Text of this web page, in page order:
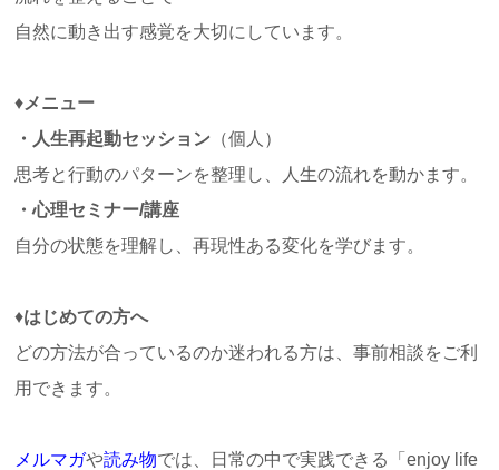
自然に動き出す感覚を大切にしています。
♦メニュー
・人生再起動セッション （個人）
思考と行動のパターンを整理し、人生の流れを動かます。
・心理セミナー/講座
自分の状態を理解し、再現性ある変化を学びます。
♦はじめての方へ
どの方法が合っているのか迷われる方は、事前相談をご利
用できます。
メルマガや読み物では、日常の中で実践できる「enjoy life